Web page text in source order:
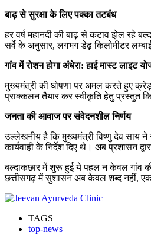
बाढ़ से सुरक्षा के लिए पक्का तटबंध
हर वर्ष महानदी की बाढ़ से कटाव झेल रहे
सर्वे के अनुसार, लगभग डेढ़ किलोमीटर
गांव में रोशन होगा अंधेरा: हाई मास्ट लाइट
मुख्यमंत्री की घोषणा पर अमल करते हुए
प्राक्कलन तैयार कर स्वीकृति हेतु प्रस्तुत
जनता की आवाज पर संवेदनशील निर्णय
उल्लेखनीय है कि मुख्यमंत्री विष्णु देव साय ने
कार्यवाही के निर्देश दिए थे। अब प्रशासन
बल्दाकछार में शुरू हुई ये पहल न केवल गांव
छत्तीसगढ़ में सुशासन अब केवल शब्द नहीं, एक
TAGS
top-news